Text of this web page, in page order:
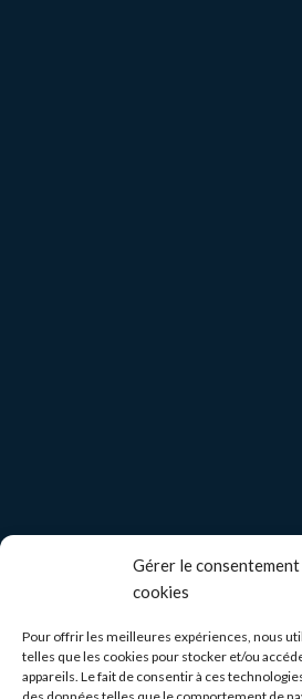
Gérer le consentement
cookies
Pour offrir les meilleures expériences, nous
telles que les cookies pour stocker et/ou
appareils. Le fait de consentir à ces